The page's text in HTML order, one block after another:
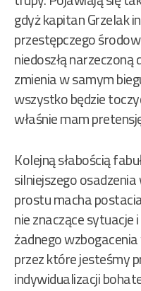
gdyż kapitan Grzelak
przestępczego
niedoszłą
zmienia w samym
wszystko będzie
właśnie mam
Kolejną słabością
silniejszego
prostu macha
nie znaczące
żadnego
przez które jesteśmy
indywidualizacji